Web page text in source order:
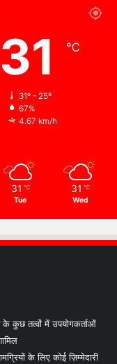
31 ℃
31º - 25º
67%
4.67 km/h
31 ℃
Tue
31 ℃
Wed
के कुछ तत्वों में उपयोगकर्ताओं
के लिए कोई ज़िम्मेदारी